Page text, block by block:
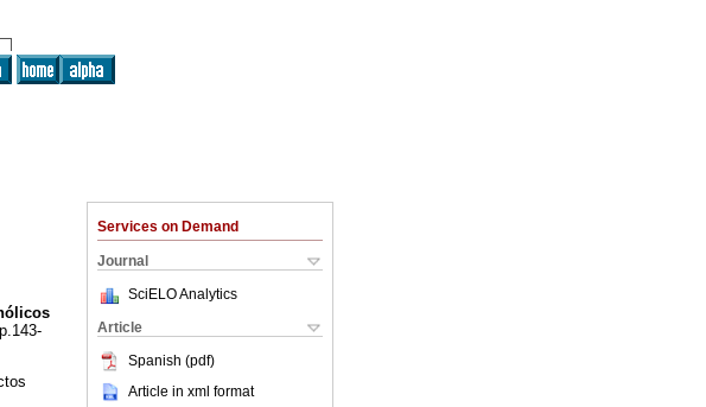
Services on Demand
Journal
SciELO Analytics
Article
Spanish (pdf)
Article in xml format